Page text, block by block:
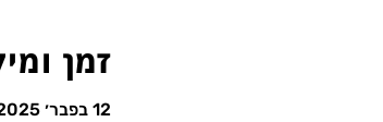
זמן
12 בפבר׳ 2025, 21:00 – 23:30